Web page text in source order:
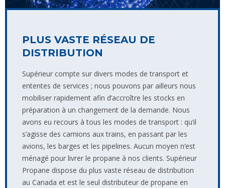
PLUS VASTE RÉSEAU DE
DISTRIBUTION
Supérieur compte sur divers modes de transport et
ententes de services ; nous pouvons par ailleurs nous
mobiliser rapidement afin d’accroître les stocks en
préparation à un changement de la demande. Nous
avons eu recours à tous les modes de transport : qu‘il
s‘agisse des camions aux trains, en passant par les
avions, les barges et les pipelines. Aucun moyen n‘est
ménagé pour livrer le propane à nos clients. Supérieur
Propane dispose du plus vaste réseau de distribution
au Canada et est le seul distributeur de propane en